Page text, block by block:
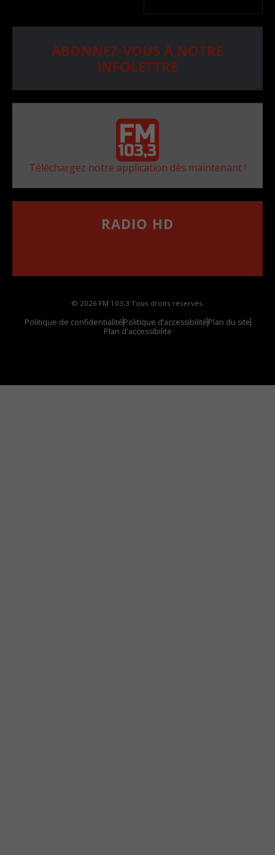
ABONNEZ-VOUS À NOTRE
INFOLETTRE
Téléchargez notre application dès maintenant !
RADIO HD
© 2026 FM 103,3 Tous droits réservés.
Politique de confidentialitéPolitique d’accessibilitéPlan du site
Plan d'accessibilite